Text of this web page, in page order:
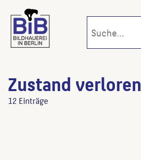
Zustand verloren
12 Einträge